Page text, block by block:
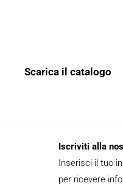
Scarica il catalogo
Iscriviti alla
Inserisci il tuo
per ricevere